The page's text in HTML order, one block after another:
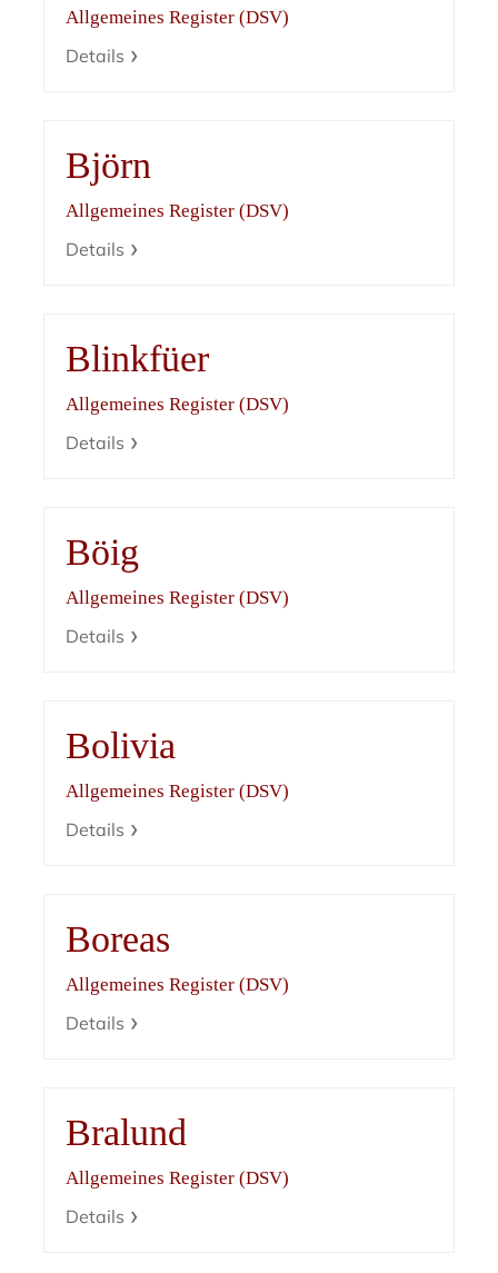
Allgemeines Register (DSV)
Details
Björn
Allgemeines Register (DSV)
Details
Blinkfüer
Allgemeines Register (DSV)
Details
Böig
Allgemeines Register (DSV)
Details
Bolivia
Allgemeines Register (DSV)
Details
Boreas
Allgemeines Register (DSV)
Details
Bralund
Allgemeines Register (DSV)
Details